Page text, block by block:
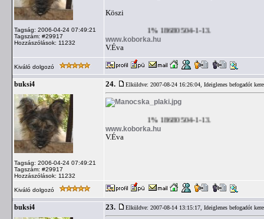
Tagság: 2006-04-24 07:49:21
Tagszám: #29917
Hozzászólások: 11232
Köszi
1% 18680504-1-13.
www.koborka.hu
V.Éva
Kiváló dolgozó
buksi4
Tagság: 2006-04-24 07:49:21
Tagszám: #29917
Hozzászólások: 11232
24. Elküldve: 2007-08-24 16:26:04, Ideiglenes befogadót
1% 18680504-1-13.
www.koborka.hu
V.Éva
Kiváló dolgozó
buksi4 23. Elküldve: 2007-08-14 13:15:17, Ideiglenes befogadót